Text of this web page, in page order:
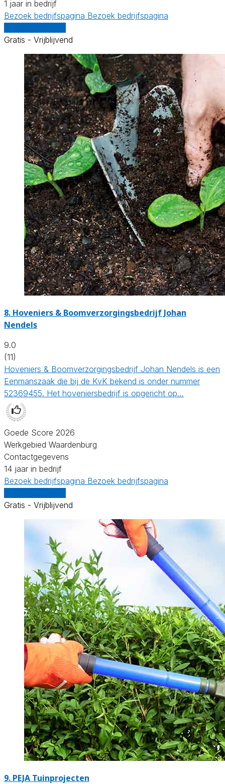
1 jaar in bedrijf
Bezoek bedrijfspagina Bezoek bedrijfspagina
Gratis - Vrijblijvend
8. Hoveniers & Boomverzorgingsbedrijf Johan
Nendels
9.0
(11)
Hoveniers & Boomverzorgingsbedrijf Johan Nendels is een
Eenmanszaak die bij de KvK bekend is onder nummer
52369455. Het hoveniersbedrijf is opgericht op…
Goede Score 2026
Werkgebied Waardenburg
Contactgegevens
14 jaar in bedrijf
Bezoek bedrijfspagina Bezoek bedrijfspagina
Gratis - Vrijblijvend
9. PEJA Tuinprojecten